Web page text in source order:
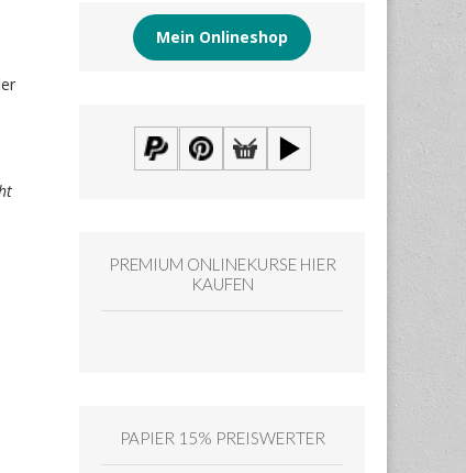
Mein Onlineshop
PREMIUM ONLINEKURSE HIER
KAUFEN
PAPIER 15% PREISWERTER